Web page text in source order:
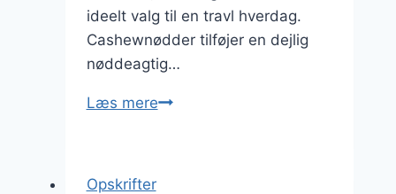
ideelt valg til en travl hverdag.
Cashewnødder tilføjer en dejlig
nøddeagtig…
Læs mereWok
Opskrifter